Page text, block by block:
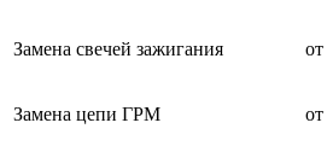
Замена свечей зажигания
Замена цепи ГРМ